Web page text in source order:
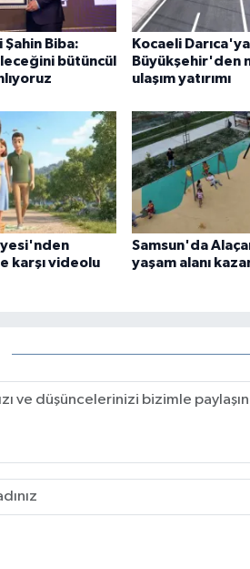
Şahin Biba:
bütüncül
Kocaeli Darıca'ya
Büyükşehir'den
ulaşım yatırımı
karşı videolu
Samsun'da
yaşam alanı